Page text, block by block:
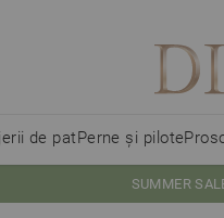
de patPerne și pilote
SUMMER